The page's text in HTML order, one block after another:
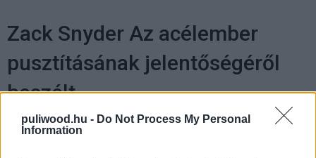
puliwood.hu - Do Not Process My Personal
Information
Zack Snyder Az acélember
pusztításának jelentőségéről
beszélt
levinho|2016 január 24. 16:03